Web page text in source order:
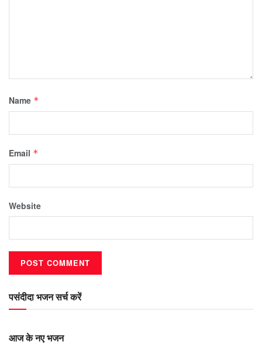
Name *
Email *
Website
पसंदीदा भजन सर्च करें
आज के नए भजन